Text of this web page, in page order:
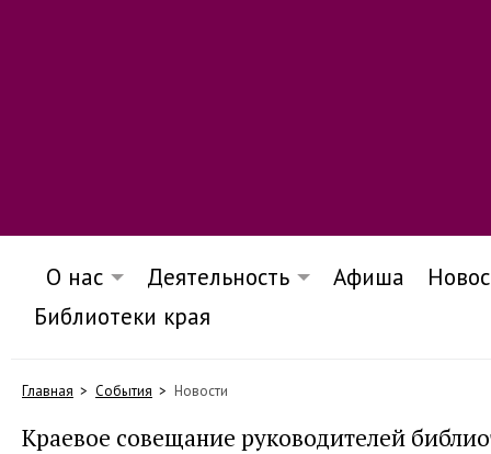
О нас Деятельность Афиша
Библиотеки края
Главная События Новости
Краевое совещание руководителей